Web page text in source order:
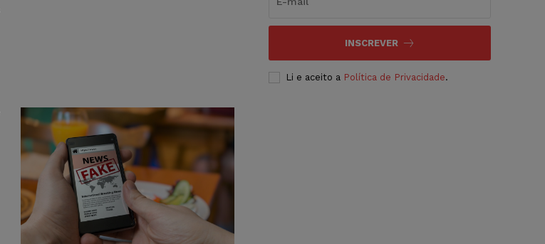
INSCREVER
Li e aceito a Política de Privacidade.